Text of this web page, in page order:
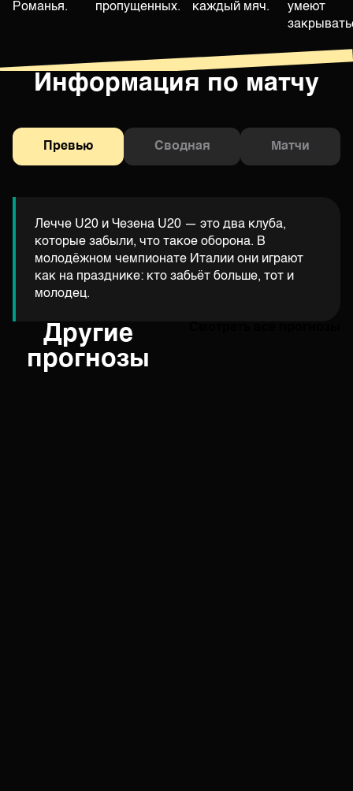
Романья.
пропущенных.
каждый мяч.
умеют
Информация по матчу
Превью Сводная Матчи
Лечче U20 и Чезена U20 — это два клуба,
которые забыли, что такое оборона. В
молодёжном чемпионате Италии они играют
как на празднике: кто забьёт больше, тот и
молодец.
Другие
прогнозы